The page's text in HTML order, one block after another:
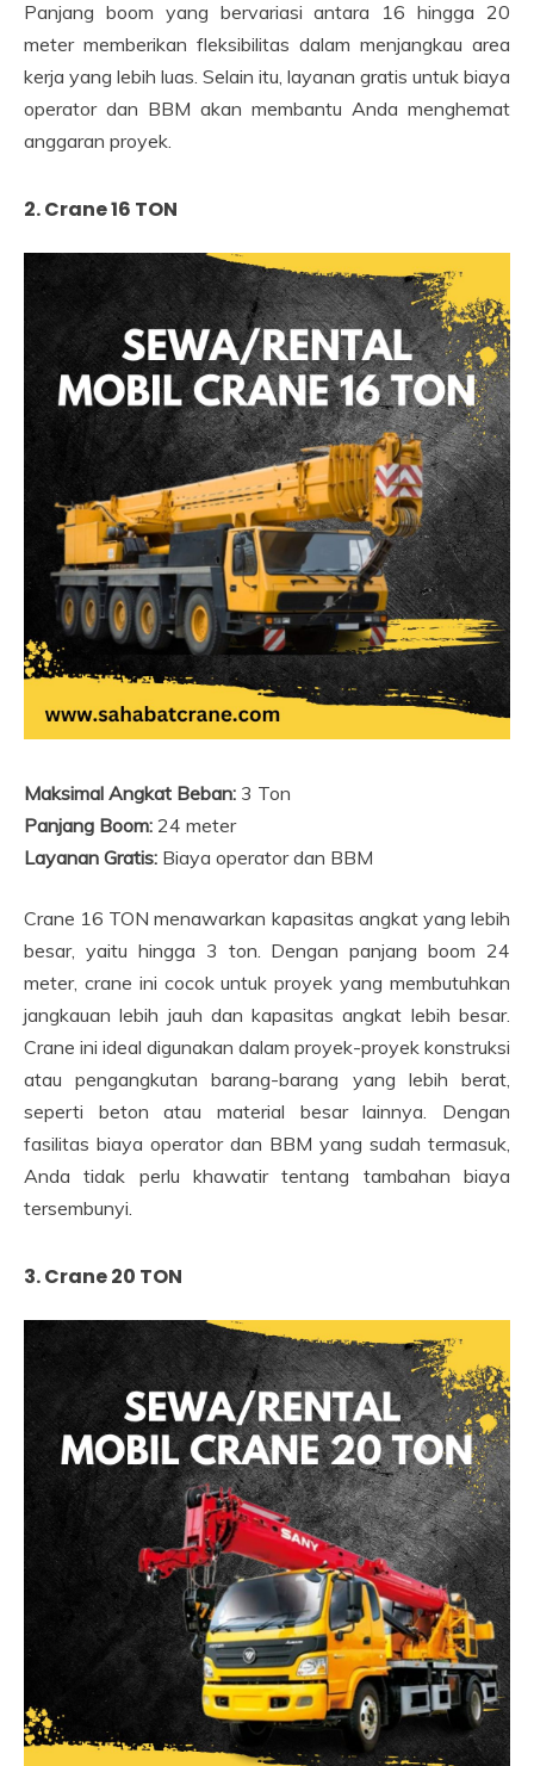
Panjang boom yang bervariasi antara 16 hingga 20
meter memberikan fleksibilitas dalam menjangkau area
kerja yang lebih luas. Selain itu, layanan gratis untuk biaya
operator dan BBM akan membantu Anda menghemat
anggaran proyek.
2. Crane 16 TON
Maksimal Angkat Beban: 3 Ton
Panjang Boom: 24 meter
Layanan Gratis: Biaya operator dan BBM
Crane 16 TON menawarkan kapasitas angkat yang lebih
besar, yaitu hingga 3 ton. Dengan panjang boom 24
meter, crane ini cocok untuk proyek yang membutuhkan
jangkauan lebih jauh dan kapasitas angkat lebih besar.
Crane ini ideal digunakan dalam proyek-proyek konstruksi
atau pengangkutan barang-barang yang lebih berat,
seperti beton atau material besar lainnya. Dengan
fasilitas biaya operator dan BBM yang sudah termasuk,
Anda tidak perlu khawatir tentang tambahan biaya
tersembunyi.
3. Crane 20 TON